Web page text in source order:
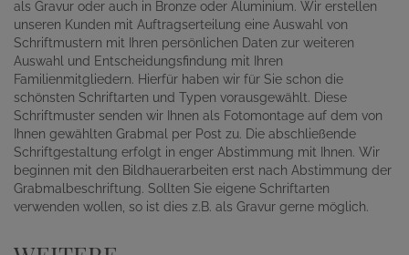
als Gravur oder auch in Bronze oder Aluminium. Wir erstellen
unseren Kunden mit Auftragserteilung eine Auswahl von
Schriftmustern mit Ihren persönlichen Daten zur weiteren
Auswahl und Entscheidungsfindung mit Ihren
Familienmitgliedern. Hierfür haben wir für Sie schon die
schönsten Schriftarten und Typen vorausgewählt. Diese
Schriftmuster senden wir Ihnen als Fotomontage auf dem von
Ihnen gewählten Grabmal per Post zu. Die abschließende
Schriftgestaltung erfolgt in enger Abstimmung mit Ihnen. Wir
beginnen mit den Bildhauerarbeiten erst nach Abstimmung der
Grabmalbeschriftung. Sollten Sie eigene Schriftarten
verwenden wollen, so ist dies z.B. als Gravur gerne möglich.